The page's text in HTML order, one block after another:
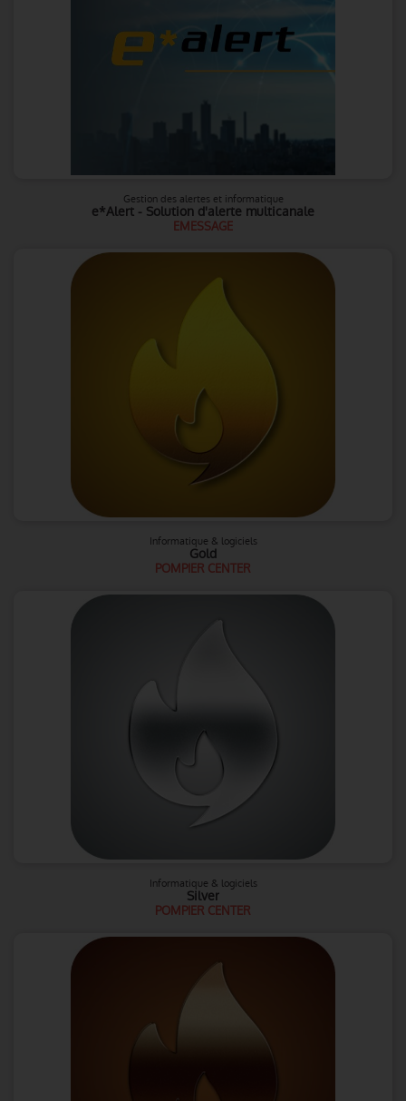
Gestion des alertes et informatique
e*Alert - Solution d'alerte multicanale
EMESSAGE
Informatique & logiciels
Gold
POMPIER CENTER
Informatique & logiciels
Silver
POMPIER CENTER